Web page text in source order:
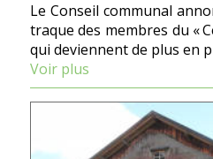
Le Conseil communal
traque des membres du «
qui deviennent de plus en
Voir plus